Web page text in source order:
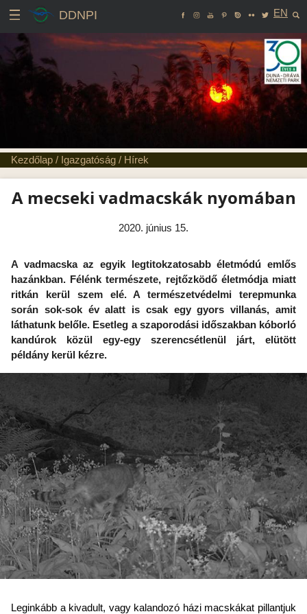
DDNPI EN
Kezdőlap / Igazgatóság / Hírek
A mecseki vadmacskák nyomában
2020. június 15.
A vadmacska az egyik legtitokzatosabb életmódú emlős
hazánkban. Félénk természete, rejtőzködő életmódja miatt
ritkán kerül szem elé. A természetvédelmi terepmunka
során sok-sok év alatt is csak egy gyors villanás, amit
láthatunk belőle. Esetleg a szaporodási időszakban kóborló
kandúrok közül egy-egy szerencsétlenül járt, elütött
példány kerül kézre.
Leginkább a kivadult, vagy kalandozó házi macskákat pillantjuk